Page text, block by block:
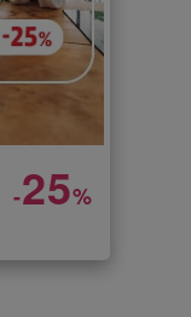
-25%